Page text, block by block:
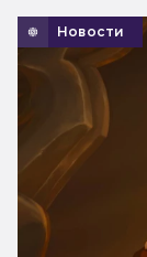
Новости